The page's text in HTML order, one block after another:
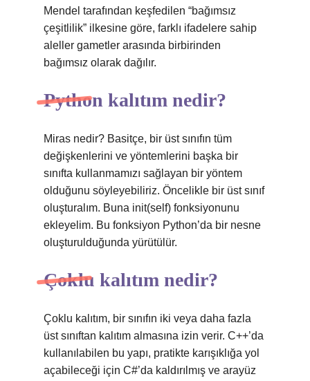
Mendel tarafından keşfedilen “bağımsız
çeşitlilik” ilkesine göre, farklı ifadelere sahip
aleller gametler arasında birbirinden
bağımsız olarak dağılır.
Python kalıtım nedir?
Miras nedir? Basitçe, bir üst sınıfın tüm
değişkenlerini ve yöntemlerini başka bir
sınıfta kullanmamızı sağlayan bir yöntem
olduğunu söyleyebiliriz. Öncelikle bir üst sınıf
oluşturalım. Buna init(self) fonksiyonunu
ekleyelim. Bu fonksiyon Python’da bir nesne
oluşturulduğunda yürütülür.
Çoklu kalıtım nedir?
Çoklu kalıtım, bir sınıfın iki veya daha fazla
üst sınıftan kalıtım almasına izin verir. C++’da
kullanılabilen bu yapı, pratikte karışıklığa yol
açabileceği için C#’da kaldırılmış ve arayüz